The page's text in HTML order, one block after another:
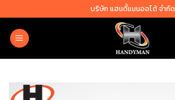
to
content
บริษัท แฮนดี้แมนออโต้ จำกัด